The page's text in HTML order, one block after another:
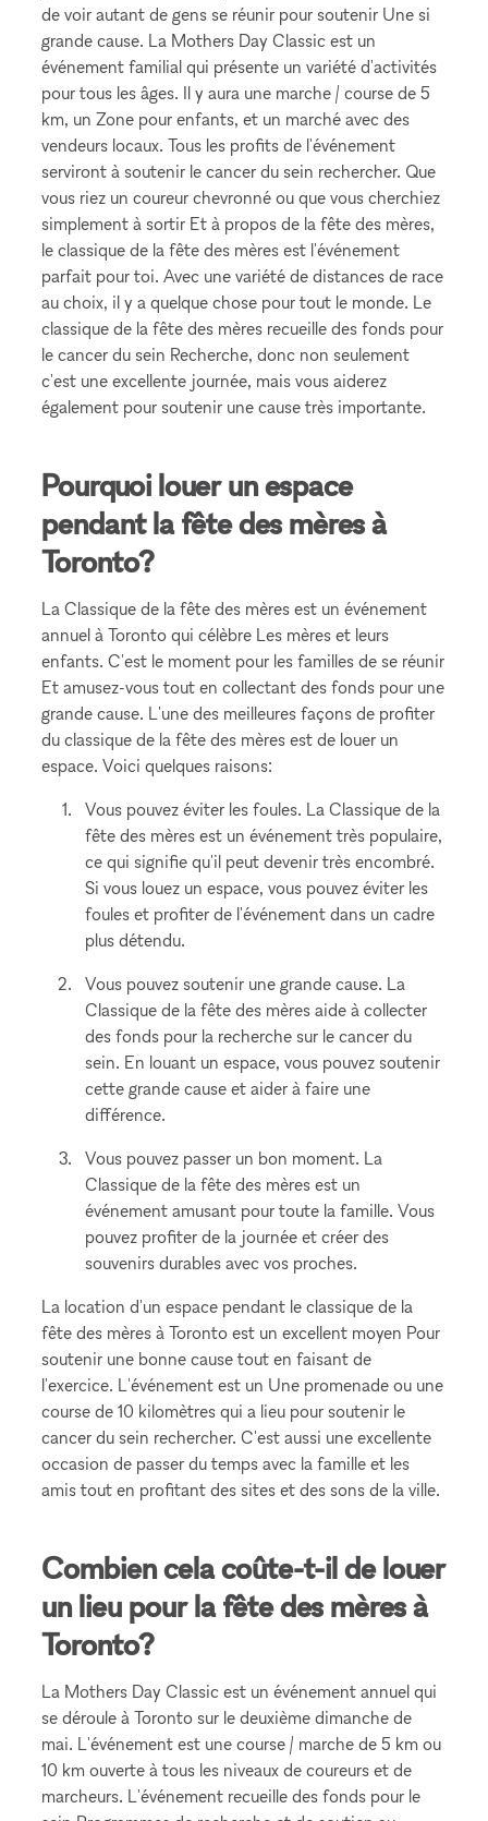
de voir autant de gens se réunir pour soutenir Une si
grande cause. La Mothers Day Classic est un
événement familial qui présente un variété d'activités
pour tous les âges. Il y aura une marche / course de 5
km, un Zone pour enfants, et un marché avec des
vendeurs locaux. Tous les profits de l'événement
serviront à soutenir le cancer du sein rechercher. Que
vous riez un coureur chevronné ou que vous cherchiez
simplement à sortir Et à propos de la fête des mères,
le classique de la fête des mères est l'événement
parfait pour toi. Avec une variété de distances de race
au choix, il y a quelque chose pour tout le monde. Le
classique de la fête des mères recueille des fonds pour
le cancer du sein Recherche, donc non seulement
c'est une excellente journée, mais vous aiderez
également pour soutenir une cause très importante.
Pourquoi louer un espace
pendant la fête des mères à
Toronto?
La Classique de la fête des mères est un événement
annuel à Toronto qui célèbre Les mères et leurs
enfants. C'est le moment pour les familles de se réunir
Et amusez-vous tout en collectant des fonds pour une
grande cause. L'une des meilleures façons de profiter
du classique de la fête des mères est de louer un
espace. Voici quelques raisons:
Vous pouvez éviter les foules. La Classique de la
fête des mères est un événement très populaire,
ce qui signifie qu'il peut devenir très encombré.
Si vous louez un espace, vous pouvez éviter les
foules et profiter de l'événement dans un cadre
plus détendu.
Vous pouvez soutenir une grande cause. La
Classique de la fête des mères aide à collecter
des fonds pour la recherche sur le cancer du
sein. En louant un espace, vous pouvez soutenir
cette grande cause et aider à faire une
différence.
Vous pouvez passer un bon moment. La
Classique de la fête des mères est un
événement amusant pour toute la famille. Vous
pouvez profiter de la journée et créer des
souvenirs durables avec vos proches.
La location d'un espace pendant le classique de la
fête des mères à Toronto est un excellent moyen Pour
soutenir une bonne cause tout en faisant de
l'exercice. L'événement est un Une promenade ou une
course de 10 kilomètres qui a lieu pour soutenir le
cancer du sein rechercher. C'est aussi une excellente
occasion de passer du temps avec la famille et les
amis tout en profitant des sites et des sons de la ville.
Combien cela coûte-t-il de louer
un lieu pour la fête des mères à
Toronto?
La Mothers Day Classic est un événement annuel qui
se déroule à Toronto sur le deuxième dimanche de
mai. L'événement est une course / marche de 5 km ou
10 km ouverte à tous les niveaux de coureurs et de
marcheurs. L'événement recueille des fonds pour le